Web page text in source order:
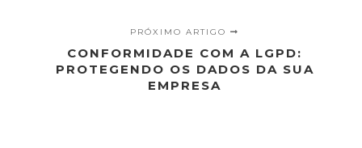
PRÓXIMO ARTIGO
CONFORMIDADE COM A LGPD:
PROTEGENDO OS DADOS DA SUA
EMPRESA